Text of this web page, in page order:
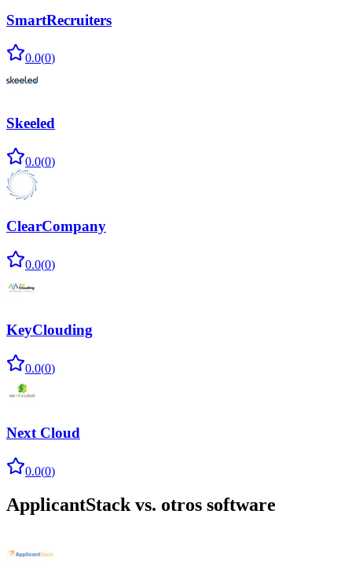
SmartRecruiters
0.0(0)
Skeeled
0.0(0)
ClearCompany
0.0(0)
KeyClouding
0.0(0)
Next Cloud
0.0(0)
ApplicantStack vs. otros software